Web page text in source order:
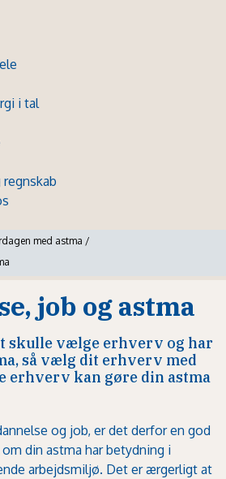
i tal
med astma /
job og astma
skulle vælge erhverv og har
så vælg dit erhverv med
erhverv kan gøre din astma
og job, er det derfor en god
din astma har betydning i
arbejdsmiljø. Det er ærgerligt at